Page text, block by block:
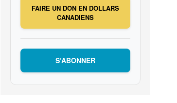
FAIRE UN DON EN DOLLARS
CANADIENS
S’ABONNER